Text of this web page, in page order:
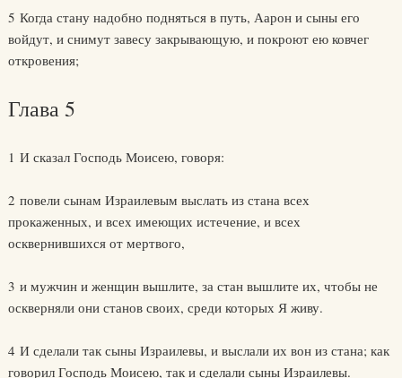
5 Когда стану надобно подняться в путь, Аарон и сыны его
войдут, и снимут завесу закрывающую, и покроют ею ковчег
откровения;
Глава 5
1 И сказал Господь Моисею, говоря:
2 повели сынам Израилевым выслать из стана всех
прокаженных, и всех имеющих истечение, и всех
осквернившихся от мертвого,
3 и мужчин и женщин вышлите, за стан вышлите их, чтобы не
оскверняли они станов своих, среди которых Я живу.
4 И сделали так сыны Израилевы, и выслали их вон из стана; как
говорил Господь Моисею, так и сделали сыны Израилевы.